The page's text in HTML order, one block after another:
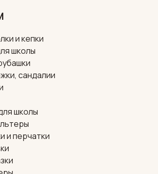
и кепки
школы
сандалии
школы
и перчатки